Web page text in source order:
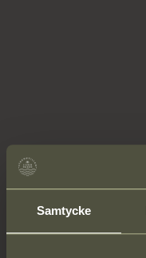
Samtycke